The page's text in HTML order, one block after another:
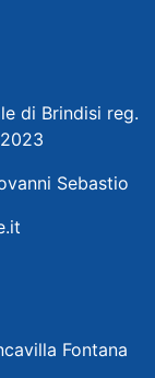
di Brindisi reg.
Sebastio
Fontana